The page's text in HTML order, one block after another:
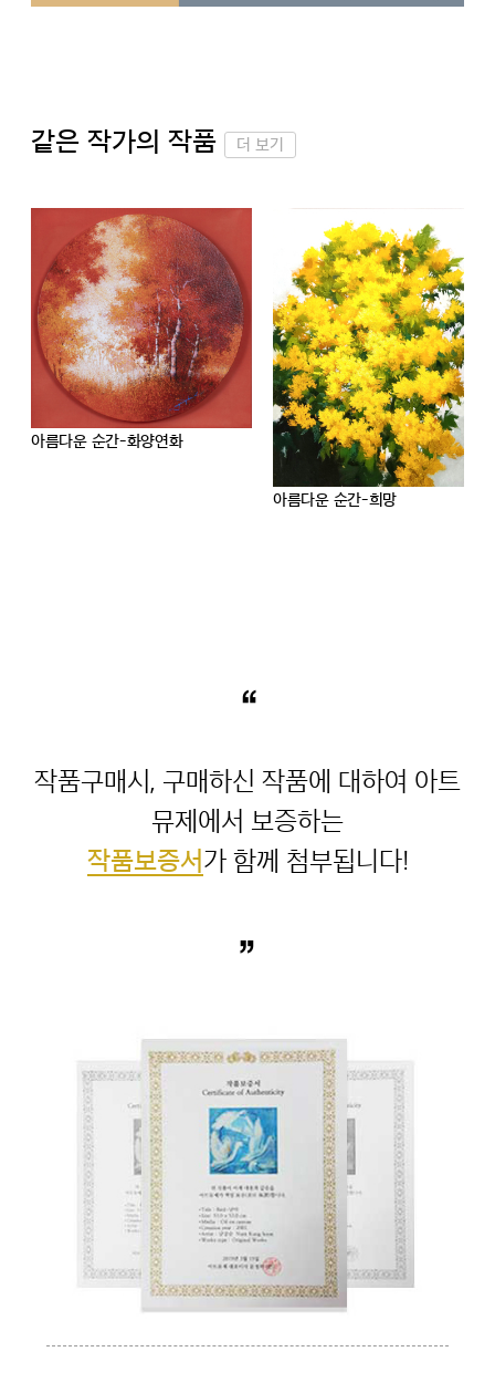
같은 작가의 작품 더 보기
아름다운 순간-화양연화
아름다운 순간-희망
“
작품구매시, 구매하신 작품에 대하여 아트
작품보증서
”